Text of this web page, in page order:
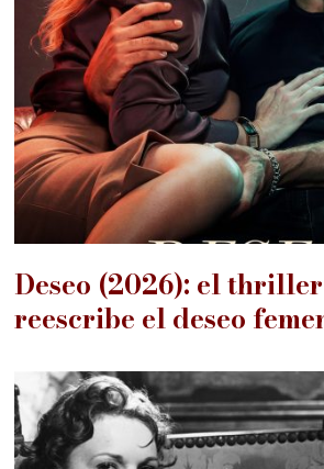
Deseo (2026): el
reescribe el deseo